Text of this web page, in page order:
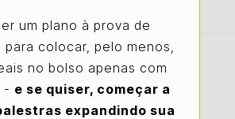
um plano à prova de
para colocar, pelo menos,
no bolso apenas com
- e se quiser, começar a
expandindo sua